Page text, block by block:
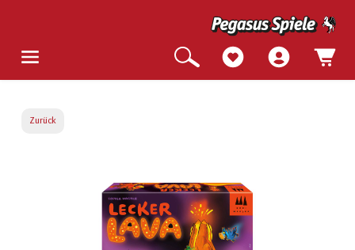
Zurück
Bildergalerie überspringen